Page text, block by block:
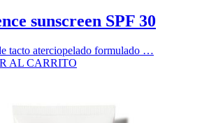
sunscreen SPF 30
tacto aterciopelado formulado …
AL CARRITO